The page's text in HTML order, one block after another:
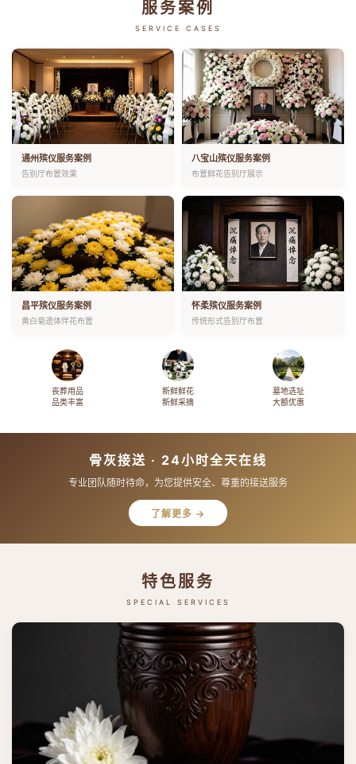
服务案例
SERVICE CASES
通州殡仪服务案例
告别厅布置效果
八宝山殡仪服务案例
布置鲜花告别厅展示
昌平殡仪服务案例
黄白菊遗体伴花布置
怀柔殡仪服务案例
传统形式告别厅布置
丧葬用品
品类丰富
新鲜鲜花
新鲜采摘
墓地选址
大额优惠
骨灰接送 · 24小时全天在线
专业团队随时待命，为您提供安全、尊重的接送服务
了解更多 →
特色服务
SPECIAL SERVICES